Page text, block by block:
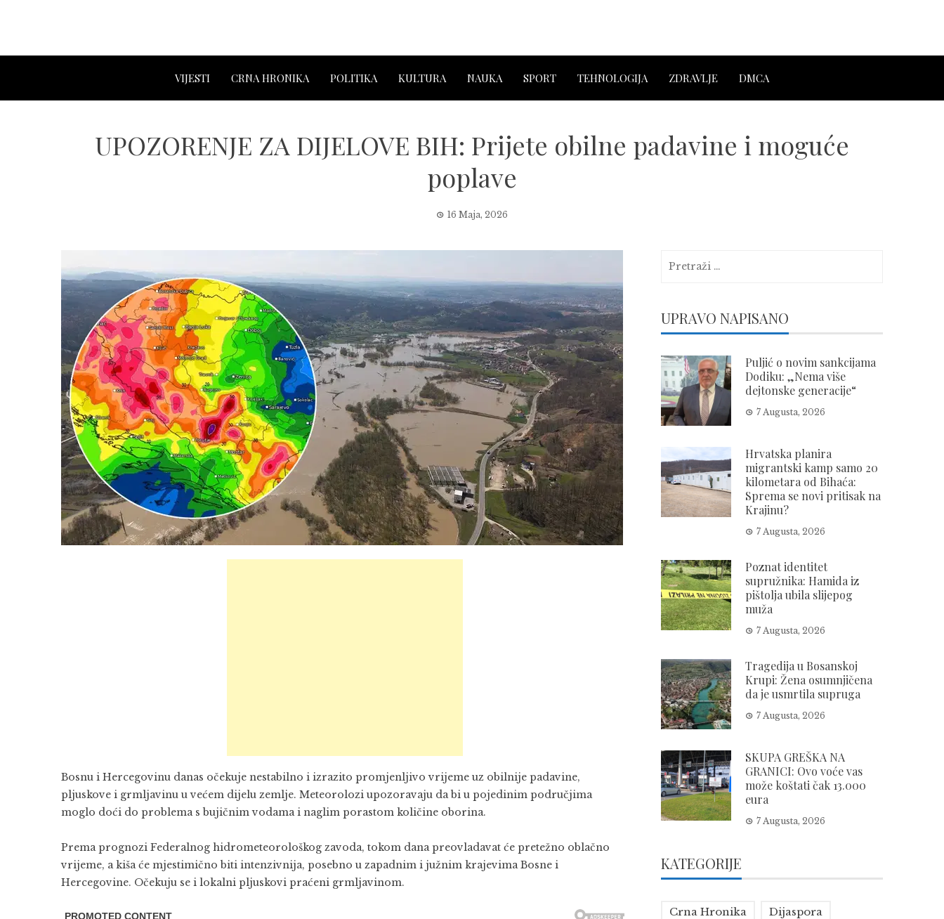
VIJESTI CRNA HRONIKA POLITIKA KULTURA NAUKA SPORT TEHNOLOGIJA ZDRAVLJE DMCA
UPOZORENJE ZA DIJELOVE BIH: Prijete obilne padavine i moguće
poplave
16 Maja, 2026
Bosnu i Hercegovinu danas očekuje nestabilno i izrazito promjenljivo vrijeme uz obilnije padavine,
pljuskove i grmljavinu u većem dijelu zemlje. Meteorolozi upozoravaju da bi u pojedinim područjima
moglo doći do problema s bujičnim vodama i naglim porastom količine oborina.
Prema prognozi Federalnog hidrometeorološkog zavoda, tokom dana preovladavat će pretežno oblačno
vrijeme, a kiša će mjestimično biti intenzivnija, posebno u zapadnim i južnim krajevima Bosne i
Hercegovine. Očekuju se i lokalni pljuskovi praćeni grmljavinom.
UPRAVO NAPISANO
Puljić o novim sankcijama
Dodiku: „Nema više
dejtonske generacije“
7 Augusta, 2026
Hrvatska planira
migrantski kamp samo 20
kilometara od Bihaća:
Sprema se novi pritisak na
Krajinu?
7 Augusta, 2026
Poznat identitet
supružnika: Hamida iz
pištolja ubila slijepog
muža
7 Augusta, 2026
Tragedija u Bosanskoj
Krupi: Žena osumnjičena
da je usmrtila supruga
7 Augusta, 2026
SKUPA GREŠKA NA
GRANICI: Ovo voće vas
može koštati čak 13.000
eura
7 Augusta, 2026
KATEGORIJE
Crna Hronika Dijaspora